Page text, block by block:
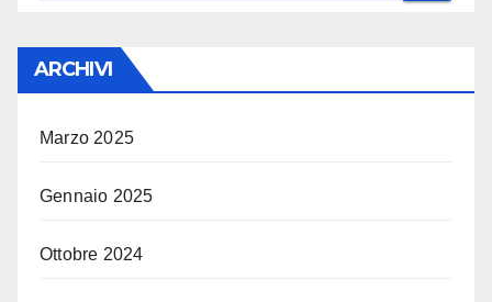
ARCHIVI
Marzo 2025
Gennaio 2025
Ottobre 2024